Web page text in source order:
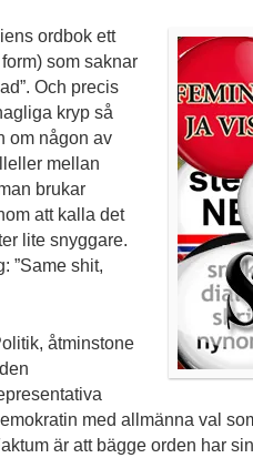
ordbok ett
som saknar
Och precis
kryp så
om någon av
mellan
brukar
att kalla det
lite snyggare.
”Same shit,
åtminstone
med allmänna val
är att bägge orden har sin